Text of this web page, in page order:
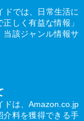
ドでは、日常生活に
しく有益な情報」
当該ジャンル情報サ
ドは、Amazon.co.jp
介料を獲得できる手